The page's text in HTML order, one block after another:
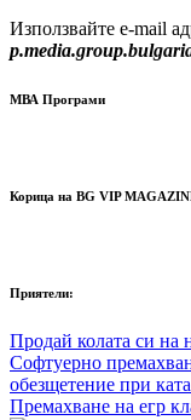
Използвайте e-mail
МВА Програми
Корица на BG VIP
Приятели:
Продай колата си на
Софтуерно
обезщетение при
Премахване на егр